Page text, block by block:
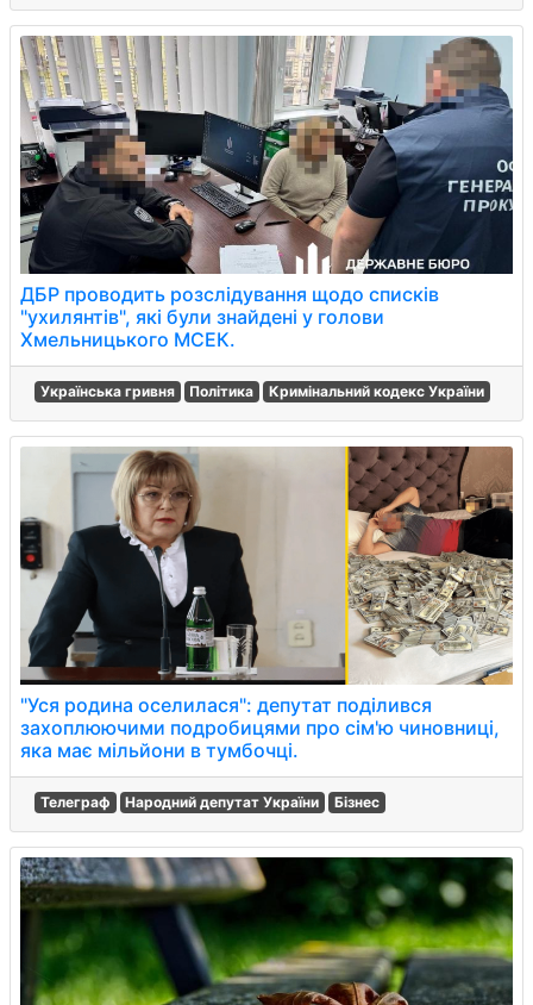
ДБР проводить розслідування щодо списків
"ухилянтів", які були знайдені у голови
Хмельницького МСЕК.
Українська гривня Політика Кримінальний кодекс України
"Уся родина оселилася": депутат поділився
захоплюючими подробицями про сім'ю чиновниці,
яка має мільйони в тумбочці.
Телеграф Народний депутат України Бізнес